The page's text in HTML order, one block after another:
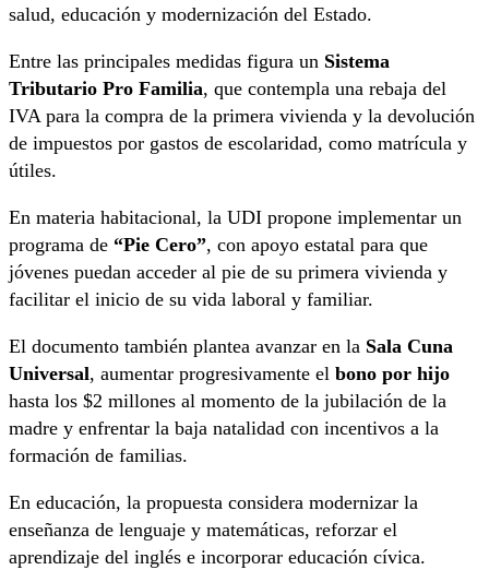
salud, educación y modernización del Estado.
Entre las principales medidas figura un Sistema
Tributario Pro Familia, que contempla una rebaja del
IVA para la compra de la primera vivienda y la devolución
de impuestos por gastos de escolaridad, como matrícula y
útiles.
En materia habitacional, la UDI propone implementar un
programa de “Pie Cero”, con apoyo estatal para que
jóvenes puedan acceder al pie de su primera vivienda y
facilitar el inicio de su vida laboral y familiar.
El documento también plantea avanzar en la Sala Cuna
Universal, aumentar progresivamente el bono por hijo
hasta los $2 millones al momento de la jubilación de la
madre y enfrentar la baja natalidad con incentivos a la
formación de familias.
En educación, la propuesta considera modernizar la
enseñanza de lenguaje y matemáticas, reforzar el
aprendizaje del inglés e incorporar educación cívica.